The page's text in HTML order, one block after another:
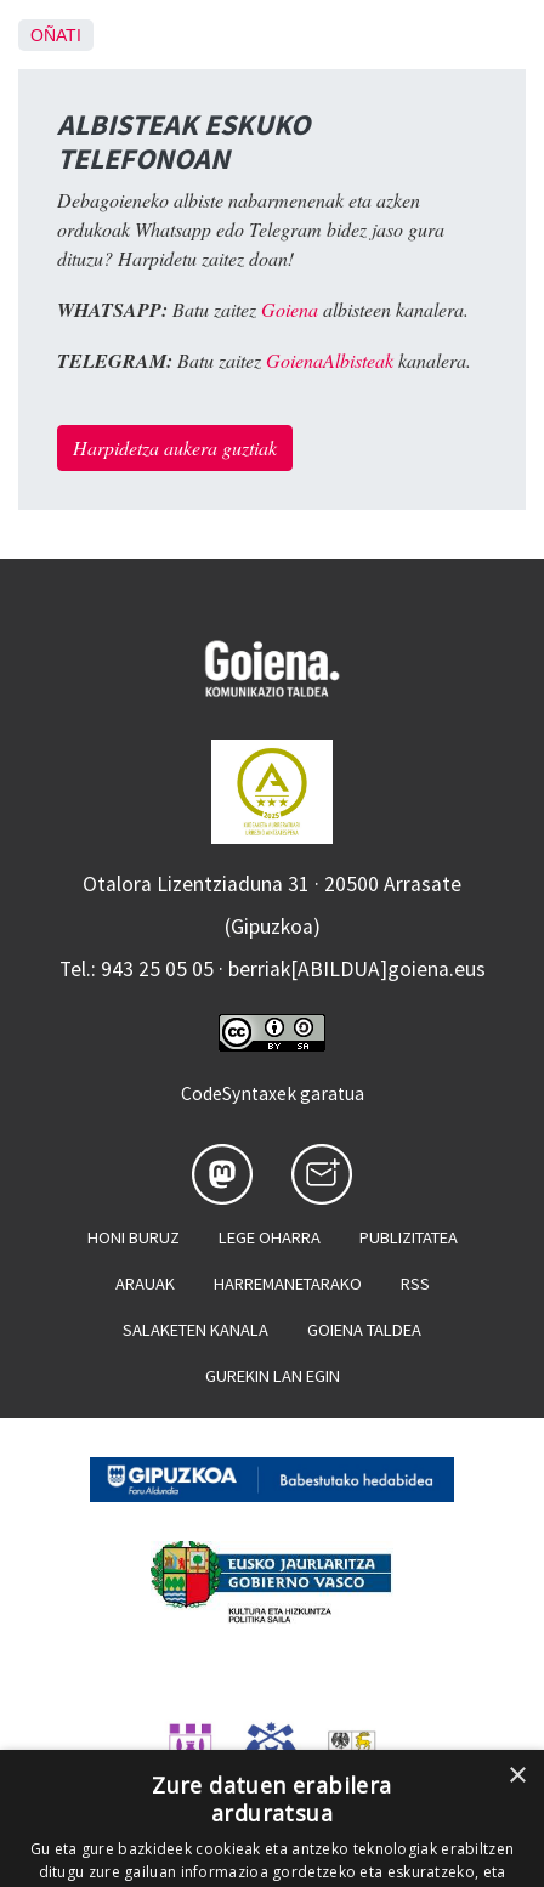
OÑATI
ALBISTEAK ESKUKO
TELEFONOAN
Debagoieneko albiste nabarmenenak eta azken
ordukoak Whatsapp edo Telegram bidez jaso gura
dituzu? Harpidetu zaitez doan!
WHATSAPP: Batu zaitezGoienaalbisteen kanalera.
TELEGRAM: Batu zaitezGoienaAlbisteakkanalera.
Harpidetza aukera guztiak
Otalora Lizentziaduna 31 · 20500 Arrasate
(Gipuzkoa)
Tel.: 943 25 05 05 · berriak[ABILDUA]goiena.eus
CodeSyntaxek garatua
HONI BURUZ LEGE OHARRA PUBLIZITATEA
ARAUAK HARREMANETARAKO RSS
SALAKETEN KANALA GOIENA TALDEA
GUREKIN LAN EGIN
×
Zure datuen erabilera
arduratsua
Gu eta gure bazkideek cookieak eta antzeko teknologiak erabiltzen
ditugu zure gailuan informazioa gordetzeko eta eskuratzeko, eta